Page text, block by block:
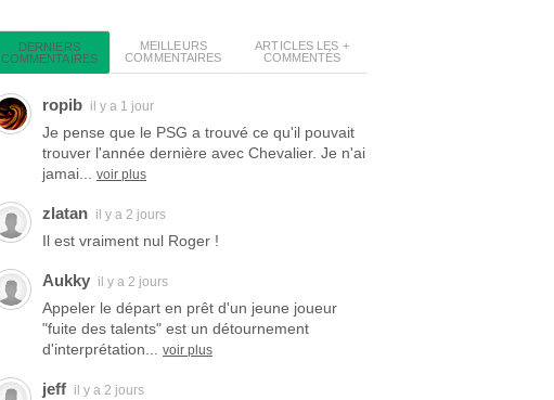
DERNIERS
COMMENTAIRES
MEILLEURS
COMMENTAIRES
ARTICLES LES +
COMMENTÉS
ropib il y a 1 jour
Je pense que le PSG a trouvé ce qu'il pouvait
trouver l'année dernière avec Chevalier. Je n'ai
jamai...
voir plus
zlatan il y a 2 jours
Il est vraiment nul Roger !
Aukky il y a 2 jours
Appeler le départ en prêt d'un jeune joueur
"fuite des talents" est un détournement
d'interprétation...
voir plus
jeff il y a 2 jours